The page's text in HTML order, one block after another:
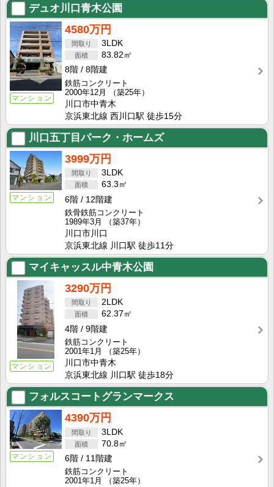
デュオ川口青木公園
マンション
4580万円
3LDK
83.82㎡
8階
8階建
鉄筋コンクリート
2000年12月
（築25年）
川口市中青木
京浜東北線 西川口駅 徒歩15分
川口五丁目パーク・ホームズ
マンション
3999万円
3LDK
63.3㎡
6階
12階建
鉄骨鉄筋コンクリート
1989年3月
（築37年）
川口市川口
京浜東北線 川口駅 徒歩11分
マイキャッスル中青木公園
マンション
3290万円
2LDK
62.37㎡
4階
9階建
鉄筋コンクリート
2001年1月
（築25年）
川口市中青木
京浜東北線 川口駅 徒歩18分
フォルスコートグランマークス
マンション
4390万円
3LDK
70.8㎡
6階
11階建
鉄筋コンクリート
2001年1月
（築25年）